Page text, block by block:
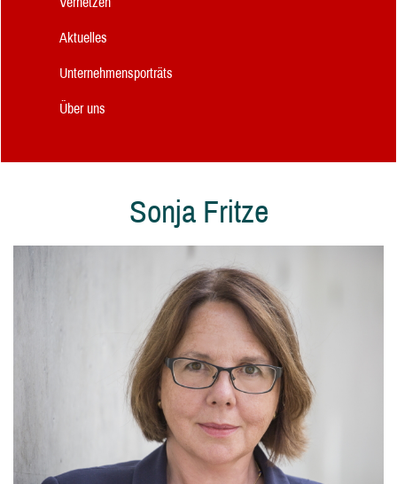
Aktuelles
Unternehmensporträts
Über uns
Sonja Fritze